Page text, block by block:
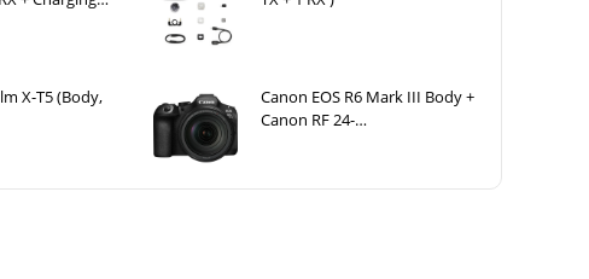
X-T5 (Body,
Canon EOS R6 Mark III Body +
Canon RF 24-